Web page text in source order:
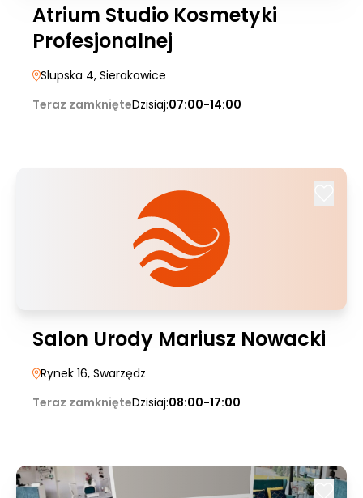
Atrium Studio Kosmetyki
Profesjonalnej
Slupska 4, Sierakowice
Teraz zamknięteDzisiaj:07:00-14:00
Salon Urody Mariusz Nowacki
Rynek 16, Swarzędz
Teraz zamknięteDzisiaj:08:00-17:00